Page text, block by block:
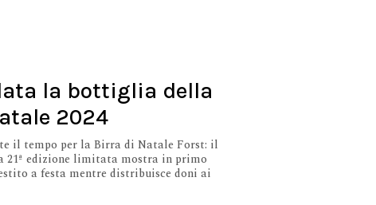
la bottiglia della
2024
il tempo per la Birra di Natale Forst: il
21ª edizione limitata mostra in primo
a festa mentre distribuisce doni ai